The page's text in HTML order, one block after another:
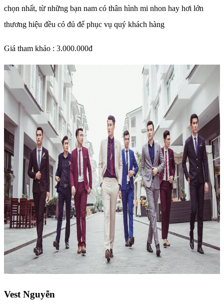
chọn nhất, từ những bạn nam có thân hình mi nhon hay hơi lớn
thương hiệu đều có đủ để phục vụ quý khách hàng
Giá tham khảo : 3.000.000đ
Vest Nguyễn